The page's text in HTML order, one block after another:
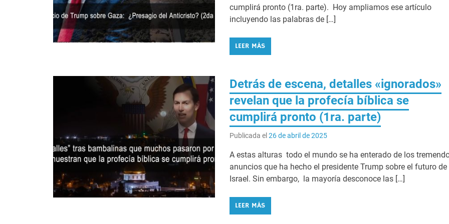
cumplirá pronto (1ra. parte). Hoy ampliamos ese artículo
incluyendo las palabras de […]
LEER MÁS
Detrás de escena, detalles «ignorados»
revelan que la profecía bíblica se
cumplirá pronto (1ra. parte)
Publicada el26 de abril de 2025
A estas alturas todo el mundo se ha enterado de los
anuncios que ha hecho el presidente Trump sobre el futuro de
Israel. Sin embargo, la mayoría desconoce las […]
LEER MÁS